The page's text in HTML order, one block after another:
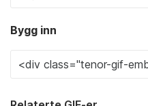
Bygg inn